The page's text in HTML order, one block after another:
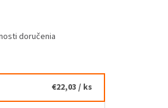
doručenia
€22,03 / ks